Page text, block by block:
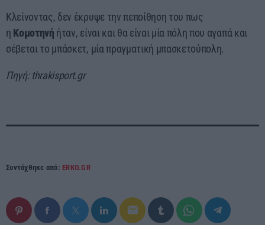
Κλείνοντας, δεν έκρυψε την πεποίθηση του πως
η Κομοτηνή ήταν, είναι και θα είναι μία πόλη που αγαπά και
σέβεται το μπάσκετ, μία πραγματική μπασκετούπολη.
Πηγή: thrakisport.gr
Συντάχθηκε από: ERKO.GR
email